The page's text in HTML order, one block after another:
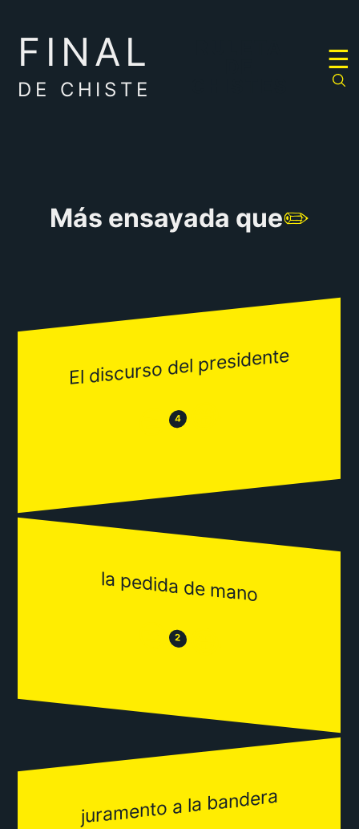
FINAL
DE CHISTE
☰
Más ensayada que✏️
El discurso del presidente
😒 4 😂
la pedida de mano
😒 2 😂
juramento a la bandera